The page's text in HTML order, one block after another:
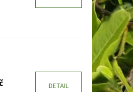
DETAIL